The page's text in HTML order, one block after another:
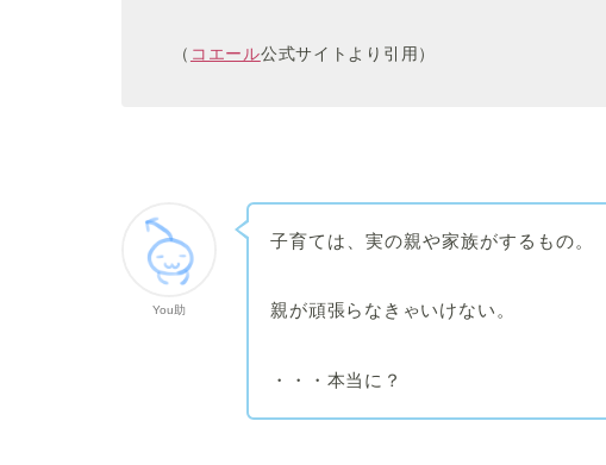
（ コエール公式サイトより引用）
You助
子育ては、実の親や家族がする もの。
親が頑張らなきゃいけない。
・・・本当に？